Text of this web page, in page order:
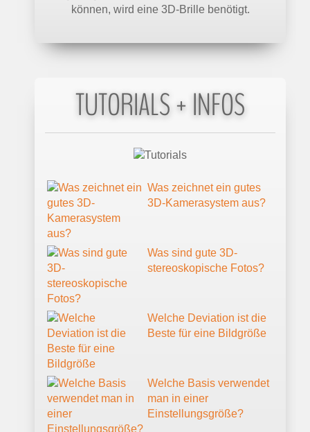
können, wird eine 3D-Brille benötigt.
TUTORIALS + INFOS
Was zeichnet ein gutes
3D-Kamerasystem aus?
Was sind gute 3D-
stereoskopische Fotos?
Welche Deviation ist die
Beste für eine Bildgröße
Welche Basis verwendet
man in einer
Einstellungsgröße?